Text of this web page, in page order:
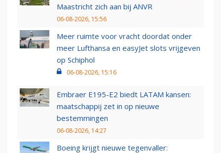
Maastricht zich aan bij ANVR
06-08-2026, 15:56
Meer ruimte voor vracht doordat onder
meer Lufthansa en easyJet slots vrijgeven
op Schiphol
06-08-2026, 15:16
Embraer E195-E2 biedt LATAM kansen:
maatschappij zet in op nieuwe
bestemmingen
06-08-2026, 14:27
Boeing krijgt nieuwe tegenvaller: